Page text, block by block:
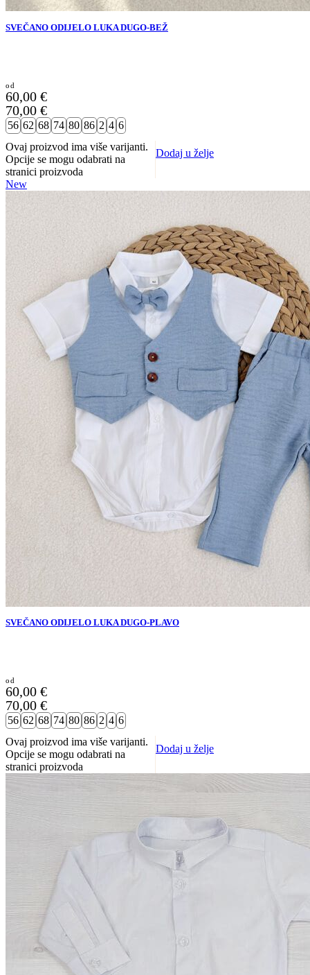
SVEČANO ODIJELO LUKA DUGO-BEŽ
60,00 €
70,00 €
56 62 68 74 80 86 2 4 6
Ovaj proizvod ima više varijanti.
Opcije se mogu odabrati na
stranici proizvoda
Dodaj u želje
New
SVEČANO ODIJELO LUKA DUGO-PLAVO
60,00 €
70,00 €
56 62 68 74 80 86 2 4 6
Ovaj proizvod ima više varijanti.
Opcije se mogu odabrati na
stranici proizvoda
Dodaj u želje